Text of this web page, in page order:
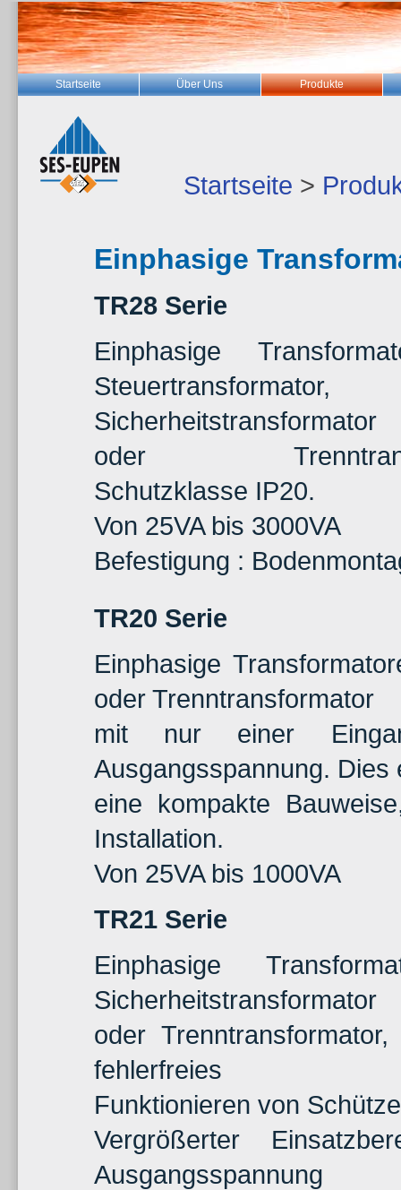
Startseite Über Uns Produkte
Startseite >
Einphasige
TR28 Serie
Einphasige
Steuertransformator,
Sicherheitstransformator
oder
Schutzklasse IP20.
Von 25VA bis 3000VA
Befestigung :
TR20 Serie
Einphasige
oder Trenntransformator
mit nur einer
Ausgangsspannung. Dies
eine kompakte
Installation.
Von 25VA bis 1000VA
TR21 Serie
Einphasige
Sicherheitstransformator
oder
fehlerfreies
Funktionieren von
Vergrößerter
Ausgangsspannung